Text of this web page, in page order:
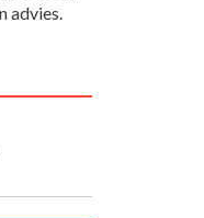
advies.